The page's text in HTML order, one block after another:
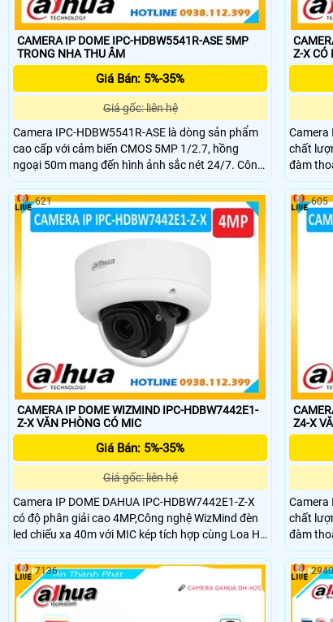
CAMERA IP DOME IPC-HDBW5541R-ASE 5MP
TRONG NHA THU ÂM
Giá Bán: 5%-35%
Giá gốc: liên hệ
Camera IPC-HDBW5541R-ASE là dòng sản phẩm
cao cấp với cảm biến CMOS 5MP 1/2.7, hồng
ngoại 50m mang đến hình ảnh sắc nét 24/7. Công
nghệ AI tiên tiến phát hiện khuôn mặt, phát hiện
âm thanh thông minh, đếm người và nhiều tính
năng giám sát thông minh khác.
Z-X
Camera
chất
đàm
thanh
CAMERA IP DOME WIZMIND IPC-HDBW7442E1-
Z-X VĂN PHÒNG CÓ MIC
Giá Bán: 5%-35%
Giá gốc: liên hệ
Camera IP DOME DAHUA IPC-HDBW7442E1-Z-X
có độ phân giải cao 4MP,Công nghệ WizMind đèn
led chiếu xa 40m với MIC kép tích hợp cùng Loa Hi-
Fi tích hợp có phạm vi âm thanh lên tới 20
mét,chức như nhận diện,phát hiện khuôn mặt,đếm
người,và phát hiện PPE + IVS,hỗ trợ thẻ Micro SD
tối đa 1TB.Chuẩn bảo vệ IP67 và IK10,lớp phủ
chống ăn mòn (tùy chọn),bảo vệ quyền riêng tư .
621
Camera
chất
đàm
thanh
605
7136 2940